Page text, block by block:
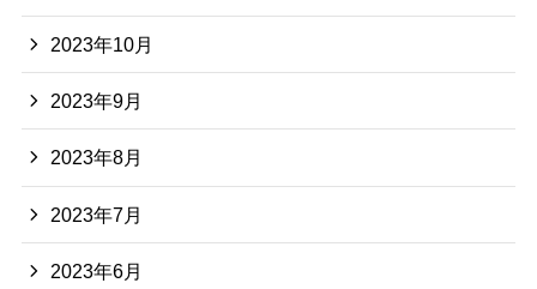
2023年10月
2023年9月
2023年8月
2023年7月
2023年6月